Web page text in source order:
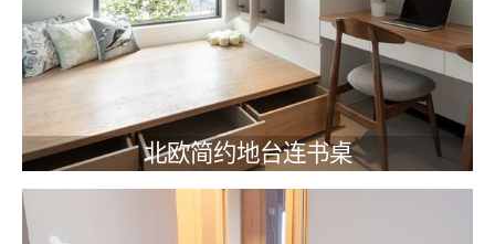
北欧简约地台连书桌